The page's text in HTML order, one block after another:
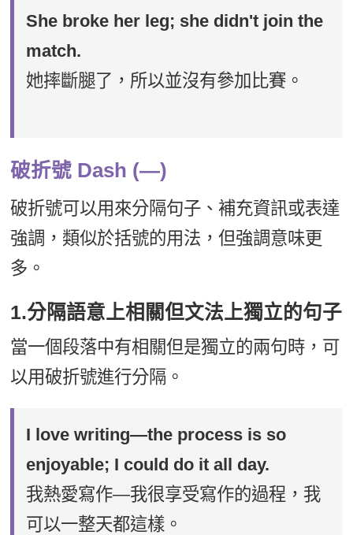
She broke her leg; she didn't join the
match.
她摔斷腿了，所以並沒有參加比賽。
破折號 Dash (—)
破折號可以用來分隔句子、補充資訊或表達
強調，類似於括號的用法，但強調意味更
多。
1.分隔語意上相關但文法上獨立的句子
當一個段落中有相關但是獨立的兩句時，可
以用破折號進行分隔。
I love writing—the process is so
enjoyable; I could do it all day.
我熱愛寫作—我很享受寫作的過程，我
可以一整天都這樣。